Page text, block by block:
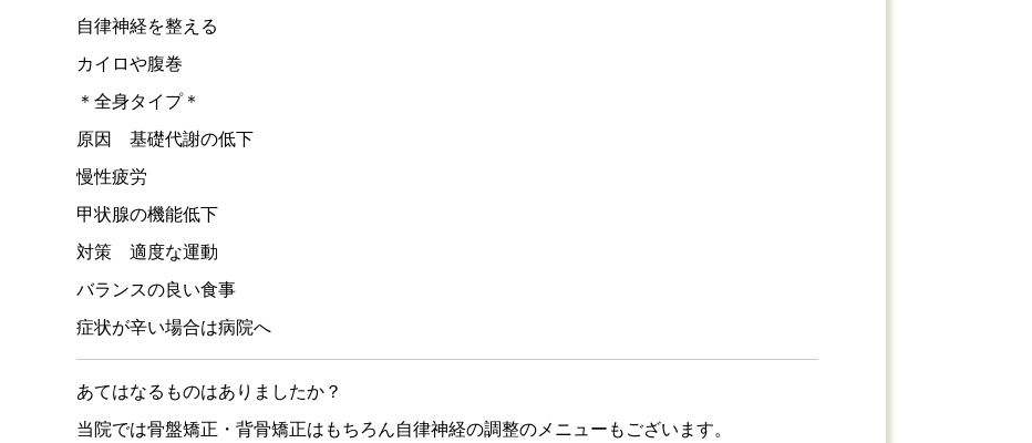
自律神経を整える
カイロや腹巻
＊全身タイプ＊
原因 基礎代謝の低下
慢性疲労
甲状腺の機能低下
対策 適度な運動
バランスの良い食事
症状が辛い場合は病院へ
あてはなるものはありましたか？
当院では骨盤矯正・背骨矯正はもちろん自律神経の調整のメニューもございます。